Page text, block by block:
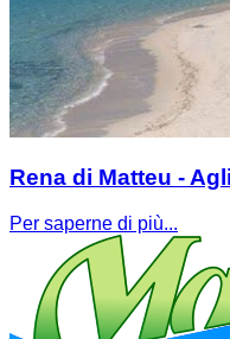
Rena di Matteu -
Per saperne di più...